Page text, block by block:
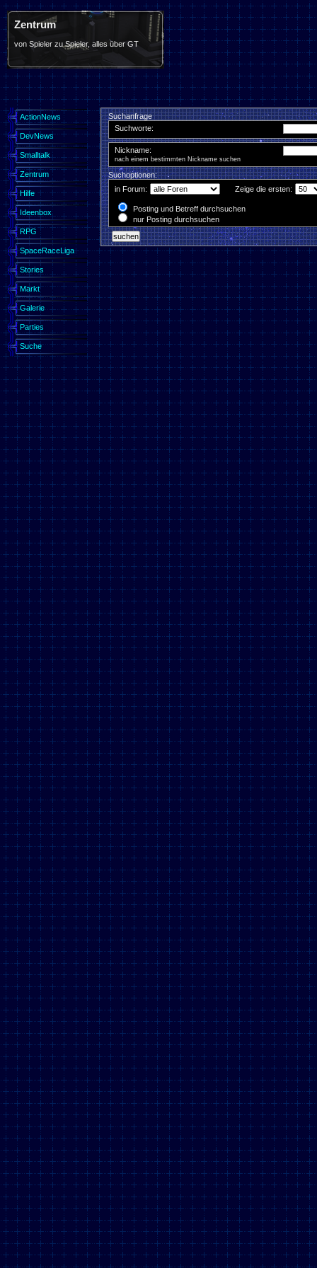
Zentrum
von Spieler zu Spieler, alles über GT
ActionNews
DevNews
Smalltalk
Zentrum
Hilfe
Ideenbox
RPG
SpaceRaceLiga
Stories
Markt
Galerie
Parties
Suche
Suchanfrage
Suchworte:
Nickname:
nach einem bestimmten Nickname suchen
Suchoptionen:
in Forum:
Zeige die ersten:
Posting und Betreff durchsuchen
nur Posting durchsuchen